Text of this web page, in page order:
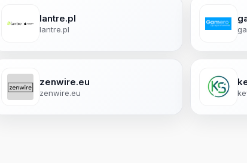
lantre.pl
lantre.pl
zenwire.eu
zenwire.eu